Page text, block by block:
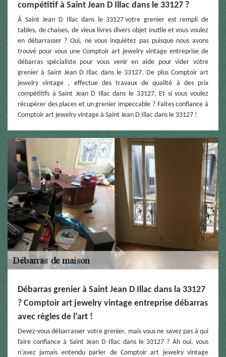
compétitif à Saint Jean D Illac dans le 33127 ?
À Saint Jean D Illac dans le 33127 votre grenier est rempli de
tables, de chaises, de vieux livres divers objet inutile et vous voulez
en débarrasser ? Oui, ne vous inquiétez pas puisque nous avons
trouvé pour vous une Comptoir art jewelry vintage entreprise de
débarras spécialiste pour vous venir en aide pour vider votre
grenier à Saint Jean D Illac dans le 33127. De plus Comptoir art
jewelry vintage , effectue des travaux de qualité à des prix
compétitifs à Saint Jean D Illac dans le 33127. Et si vous voulez
récupérer des places et un grenier impeccable ? Faites confiance à
Comptoir art jewelry vintage à Saint Jean D Illac dans le 33127 !
Débarras grenier à Saint Jean D Illac dans la 33127
? Comptoir art jewelry vintage entreprise débarras
avec règles de l’art !
Devez-vous débarrasser votre grenier, mais vous ne savez pas à qui
faire confiance à Saint Jean D Illac dans le 33127 ? Ah oui, vous
n’avez jamais entendu parler de Comptoir art jewelry vintage